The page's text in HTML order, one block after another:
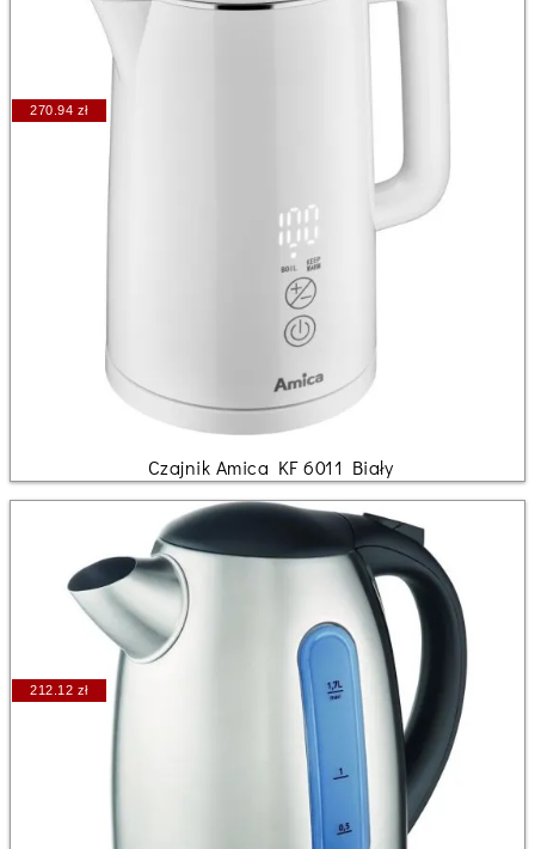
270.94 zł
Czajnik Amica KF 6011 Biały
212.12 zł